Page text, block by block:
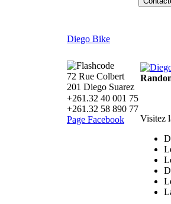
Diego Bike
72 Rue Colbert
201 Diego Suarez
+261.32 40 001 75
+261.32 58 890 77
Page Facebook
Visitez